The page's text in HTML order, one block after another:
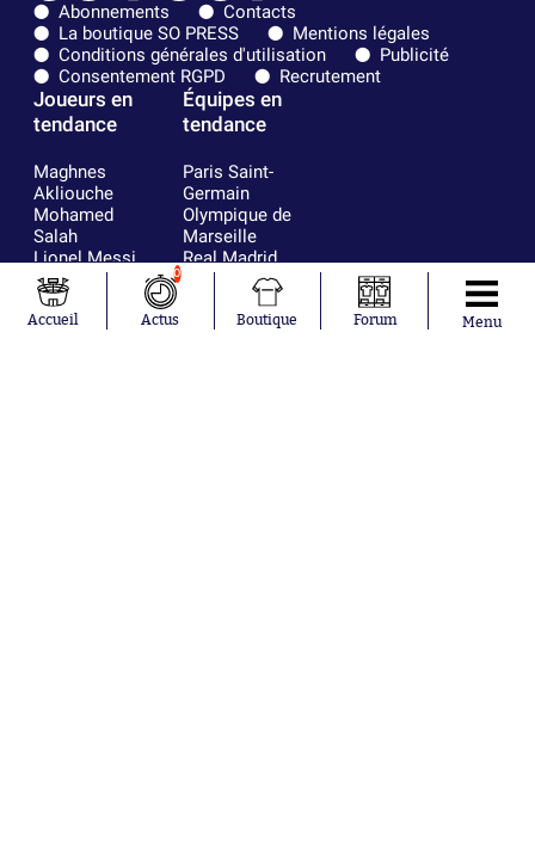
Abonnements
Contacts
La boutique SO PRESS
Mentions légales
Conditions générales d'utilisation
Publicité
Consentement RGPD
Recrutement
Joueurs en
tendance
Maghnes
Akliouche
Mohamed
Salah
Lionel Messi
Ferrán Torres
Kilian Corredor
Franco
Équipes en
tendance
Paris Saint-
Germain
Olympique de
Marseille
Real Madrid
Olympique
lyonnais
Accueil
0
Actus Boutique Forum Menu